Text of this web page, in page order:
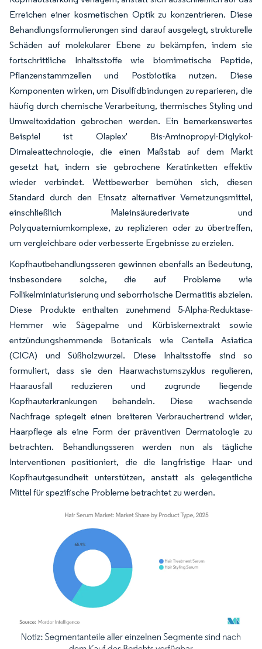
Erreichen einer kosmetischen Optik zu konzentrieren. Diese
Behandlungsformulierungen sind darauf ausgelegt, strukturelle
Schäden auf molekularer Ebene zu bekämpfen, indem sie
fortschrittliche Inhaltsstoffe wie biomimetische Peptide,
Pflanzenstammzellen und Postbiotika nutzen. Diese
Komponenten wirken, um Disulfidbindungen zu reparieren, die
häufig durch chemische Verarbeitung, thermisches Styling und
Umweltoxidation gebrochen werden. Ein bemerkenswertes
Beispiel ist Olaplex' Bis-Aminopropyl-Diglykol-
Dimaleattechnologie, die einen Maßstab auf dem Markt
gesetzt hat, indem sie gebrochene Keratinketten effektiv
wieder verbindet. Wettbewerber bemühen sich, diesen
Standard durch den Einsatz alternativer Vernetzungsmittel,
einschließlich Maleinsäurederivate und
Polyquaterniumkomplexe, zu replizieren oder zu übertreffen,
um vergleichbare oder verbesserte Ergebnisse zu erzielen.
Kopfhautbehandlungsseren gewinnen ebenfalls an Bedeutung,
insbesondere solche, die auf Probleme wie
Follikelminiaturisierung und seborrhoische Dermatitis abzielen.
Diese Produkte enthalten zunehmend 5-Alpha-Reduktase-
Hemmer wie Sägepalme und Kürbiskernextrakt sowie
entzündungshemmende Botanicals wie Centella Asiatica
(CICA) und Süßholzwurzel. Diese Inhaltsstoffe sind so
formuliert, dass sie den Haarwachstumszyklus regulieren,
Haarausfall reduzieren und zugrunde liegende
Kopfhauterkrankungen behandeln. Diese wachsende
Nachfrage spiegelt einen breiteren Verbrauchertrend wider,
Haarpflege als eine Form der präventiven Dermatologie zu
betrachten. Behandlungsseren werden nun als tägliche
Interventionen positioniert, die die langfristige Haar- und
Kopfhautgesundheit unterstützen, anstatt als gelegentliche
Mittel für spezifische Probleme betrachtet zu werden.
Bild © Mordor Intelligence. Wiederverwendung erfordert Namensnennung